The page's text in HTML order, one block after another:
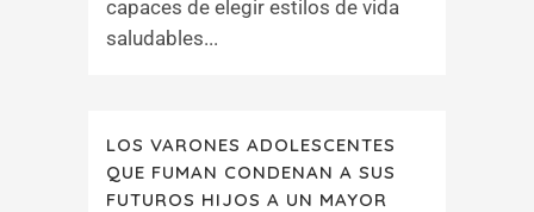
capaces de elegir estilos de vida
saludables...
LOS VARONES ADOLESCENTES
QUE FUMAN CONDENAN A SUS
FUTUROS HIJOS A UN MAYOR